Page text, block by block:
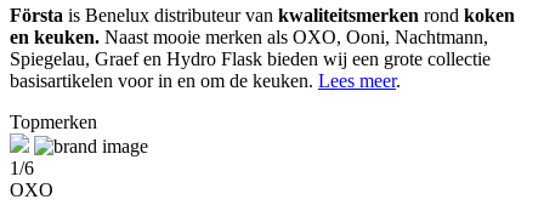
Första is Benelux distributeur van kwaliteitsmerken rond koken
en keuken. Naast mooie merken als OXO, Ooni, Nachtmann,
Spiegelau, Graef en Hydro Flask bieden wij een grote collectie
basisartikelen voor in en om de keuken. Lees meer.
Topmerken
1/6
OXO